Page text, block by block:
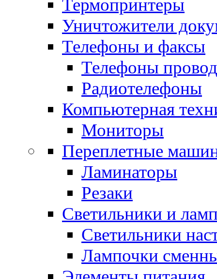
Термопринтеры
Уничтожители
Телефоны и факсы
Телефоны
Радиотелефоны
Компьютерная
Мониторы
Переплетные
Ламинаторы
Резаки
Светильники и
Светильники
Лампочки